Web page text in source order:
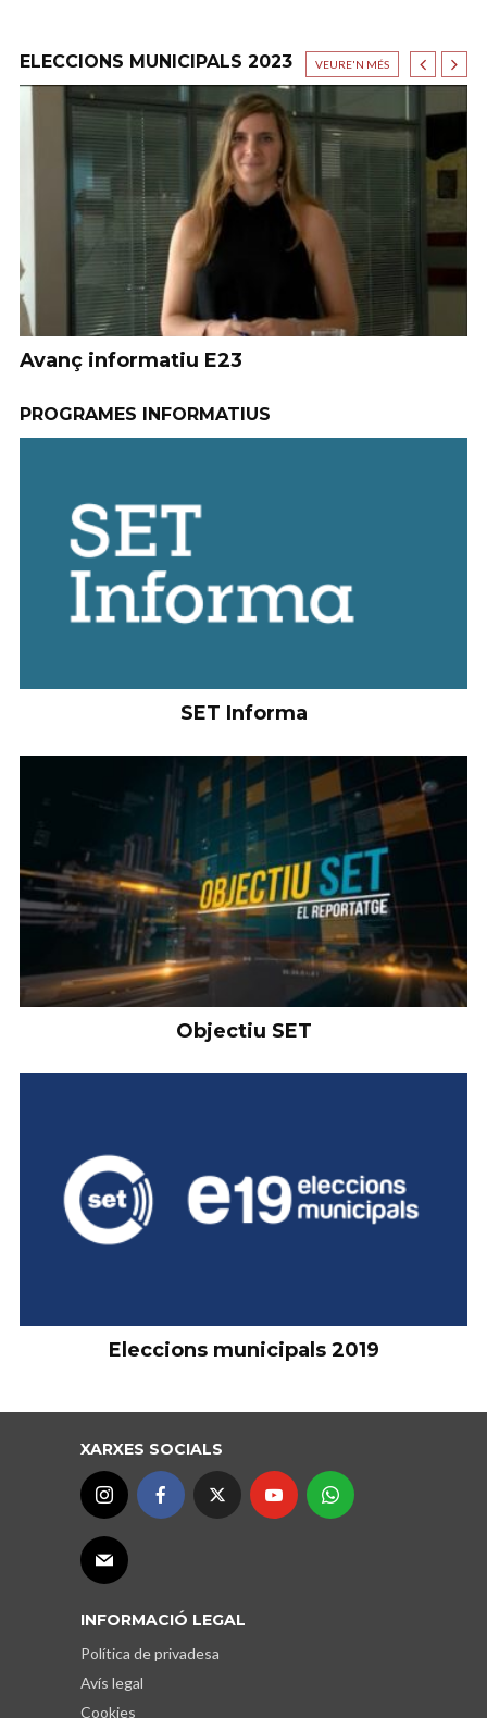
ELECCIONS MUNICIPALS 2023 VEURE'N MÉS
Debat Electoral
PROGRAMES INFORMATIUS
SET Informa
Objectiu SET
Eleccions municipals 2019
XARXES SOCIALS
INFORMACIÓ LEGAL
Política de privadesa
Avís legal
Cookies